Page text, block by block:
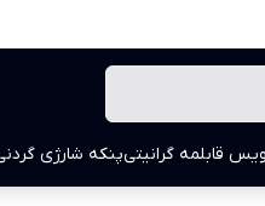
قابلمه گرانیتیپنکه شارژی